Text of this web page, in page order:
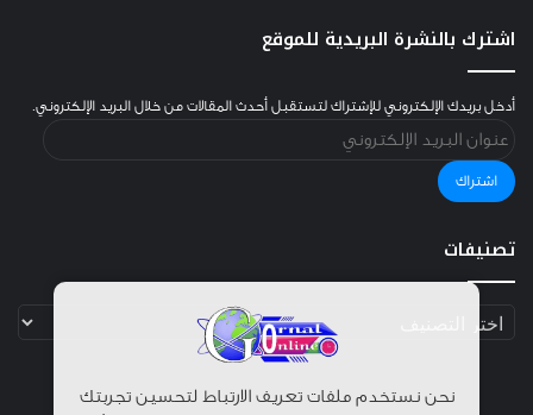
اشترك بالنشرة البريدية للموقع
أدخل بريدك الإلكتروني للإشتراك لتستقبل أحدث المقالات من خلال البريد الإلكتروني.
الإلكتروني
اشتراك
تصنيفات
تصنيفات
نحن نستخدم ملفات تعريف الارتباط لتحسين تجربتك